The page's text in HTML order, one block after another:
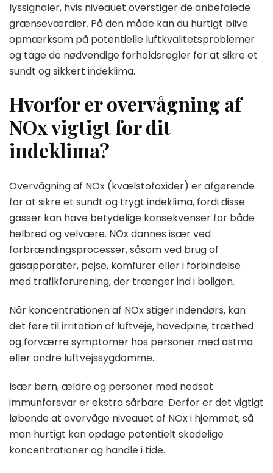
lyssignaler, hvis niveauet overstiger de anbefalede
grænseværdier. På den måde kan du hurtigt blive
opmærksom på potentielle luftkvalitetsproblemer
og tage de nødvendige forholdsregler for at sikre et
sundt og sikkert indeklima.
Hvorfor er overvågning af
NOx vigtigt for dit
indeklima?
Overvågning af NOx (kvælstofoxider) er afgørende
for at sikre et sundt og trygt indeklima, fordi disse
gasser kan have betydelige konsekvenser for både
helbred og velvære. NOx dannes især ved
forbrændingsprocesser, såsom ved brug af
gasapparater, pejse, komfurer eller i forbindelse
med trafikforurening, der trænger ind i boligen.
Når koncentrationen af NOx stiger indendørs, kan
det føre til irritation af luftveje, hovedpine, træthed
og forværre symptomer hos personer med astma
eller andre luftvejssygdomme.
Især børn, ældre og personer med nedsat
immunforsvar er ekstra sårbare. Derfor er det vigtigt
løbende at overvåge niveauet af NOx i hjemmet, så
man hurtigt kan opdage potentielt skadelige
koncentrationer og handle i tide.